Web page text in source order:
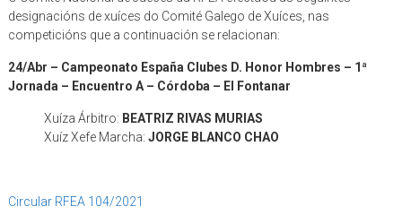
designacións de xuíces do Comité Galego de Xuíces, nas
competicións que a continuación se relacionan:
24/Abr – Campeonato España Clubes D. Honor Hombres – 1ª
Jornada – Encuentro A – Córdoba – El Fontanar
Xuíza Árbitro: BEATRIZ RIVAS MURIAS
Xuíz Xefe Marcha: JORGE BLANCO CHAO
Circular RFEA 104/2021